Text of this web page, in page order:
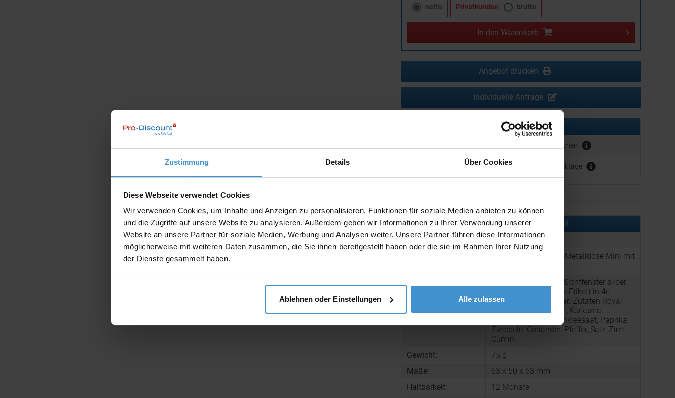
Zustimmung Details Über Cookies
Diese Webseite verwendet Cookies
Wir verwenden Cookies, um Inhalte und Anzeigen zu personalisieren, Funktionen für soziale Medien anbieten zu können
und die Zugriffe auf unsere Website zu analysieren. Außerdem geben wir Informationen zu Ihrer Verwendung unserer
Website an unsere Partner für soziale Medien, Werbung und Analysen weiter. Unsere Partner führen diese Informationen
möglicherweise mit weiteren Daten zusammen, die Sie ihnen bereitgestellt haben oder die sie im Rahmen Ihrer Nutzung
der Dienste gesammelt haben.
Ablehnen oder Einstellungen Alle zulassen
netto Privatkunden brutto
In den Warenkorb
Angebot drucken
Individuelle Anfrage
ca. 1 - 2 Wochen
ca. 3 - 5 Werktage
Produktinformationen zu diesem Werbeartikel
Artikelnummer:
FNM02261
Royal Curry, ca. 75g, Metalldose Mini mit
Beschreibung:
Metalldose Mini mit Sichtfenster silber.
Werbeanbringung als Etikett in 4c
individuell bedruckbar. Zutaten Royal
Curry: Rosa Steinsalz, Kurkuma,
SENFsaat, Bockshornkleesaat, Paprika,
Zwiebeln, Coriander, Pfeffer, Salz, Zimt,
Cumin.
Gewicht:
75 g
Maße:
63 x 50 x 63 mm
Haltbarkeit:
12 Monate